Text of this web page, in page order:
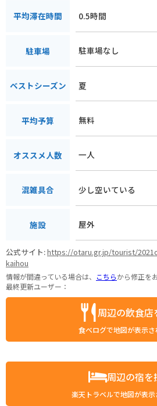
平均滞在時間 0.5時間
駐車場 駐車場なし
ベストシーズン 夏
平均予算 無料
オススメ人数 一人
混雑具合 少し空いている
施設 屋外
公式サイト:https://otaru.gr.jp/tourist/
kaihou
情報が間違っている場合は、 こちらから修正を
最終更新ユーザー：
周辺の飲食店
食べログで地図が表示さ
周辺の宿を
楽天トラベルで地図が表示